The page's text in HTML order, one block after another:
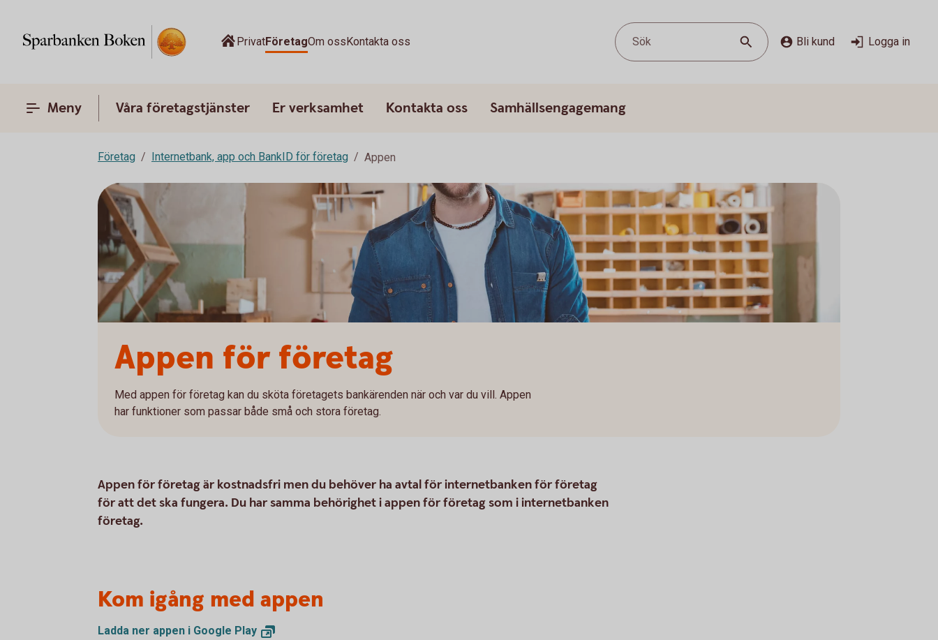
PrivatFöretagOm ossKontakta oss Sök Bli kund Logga in
Meny Våra företagstjänster Er verksamhet Kontakta oss Samhällsengagemang
Företag Internetbank, app och BankID för företag Appen
Appen för företag
Med appen för företag kan du sköta företagets bankärenden när och var du vill. Appen
har funktioner som passar både små och stora företag.
Appen för företag är kostnadsfri men du behöver ha avtal för internetbanken för företag
för att det ska fungera. Du har samma behörighet i appen för företag som i internetbanken
företag.
Kom igång med appen
Ladda ner appen i Google Play